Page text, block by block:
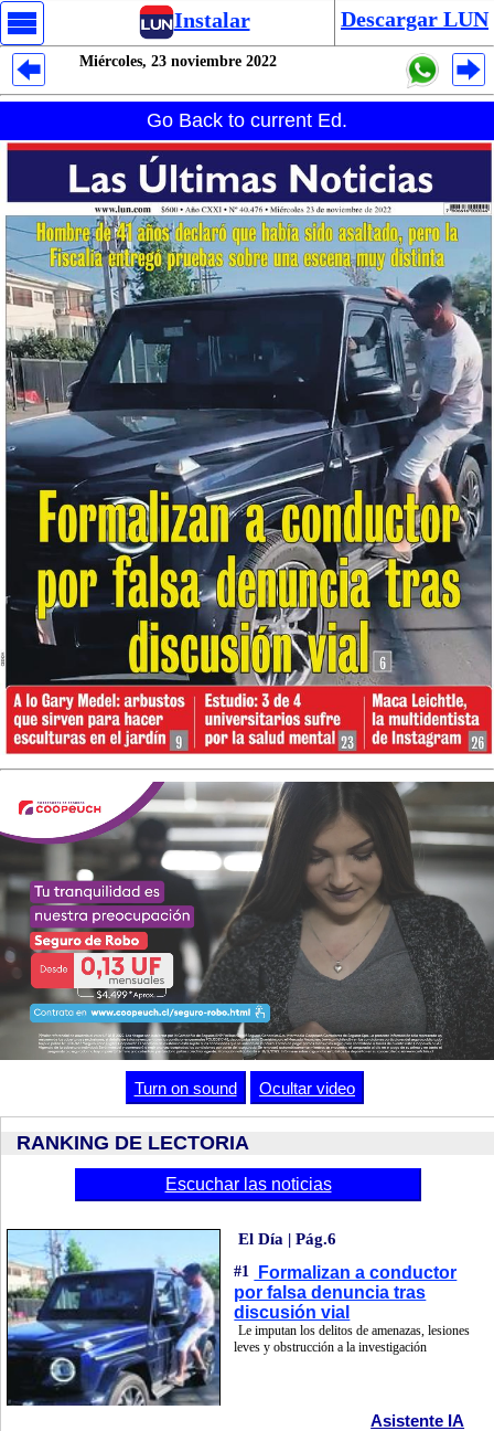
Instalar Descargar LUN
Miércoles, 23 noviembre 2022
Go Back to current Ed.
Unmute Cargado:
100.00%
Turn on sound Ocultar video
RANKING DE LECTORIA
Escuchar las noticias
El Día | Pág.6
#1
Formalizan a conductor
por falsa denuncia tras
discusión vial
Le imputan los delitos de amenazas, lesiones
leves y obstrucción a la investigación
Asistente IA
Despliegues Analytics
Despliegues Totales
Despliegues por Rubros